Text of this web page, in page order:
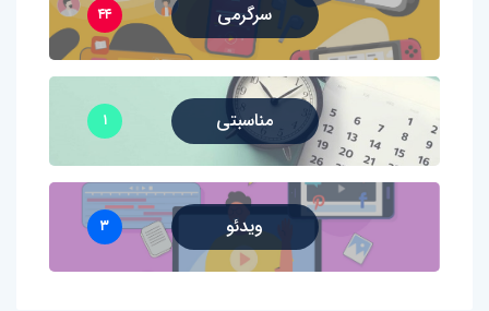
سرگرمی ۴۴
مناسبتی ۱
ویدئو ۳